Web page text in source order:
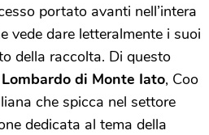
portato avanti nell’intera
vede dare letteralmente i suoi
della raccolta. Di questo
di Monte Iato, Coo
che spicca nel settore
dedicata al tema della